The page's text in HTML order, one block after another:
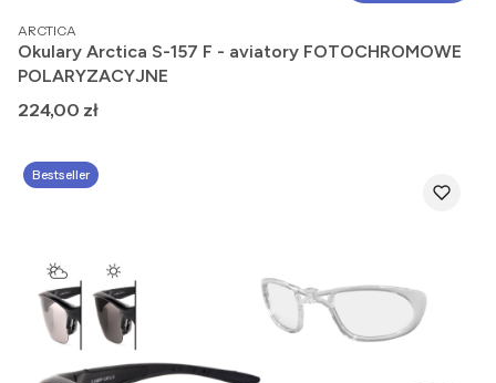
PRODUCENT
ARCTICA
Okulary Arctica S-157 F - aviatory FOTOCHROMOWE
POLARYZACYJNE
Cena
224,00 zł
Bestseller